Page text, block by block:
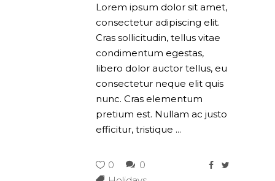
Lorem ipsum dolor sit amet,
consectetur adipiscing elit.
Cras sollicitudin, tellus vitae
condimentum egestas,
libero dolor auctor tellus, eu
consectetur neque elit quis
nunc. Cras elementum
pretium est. Nullam ac justo
efficitur, tristique
0
0